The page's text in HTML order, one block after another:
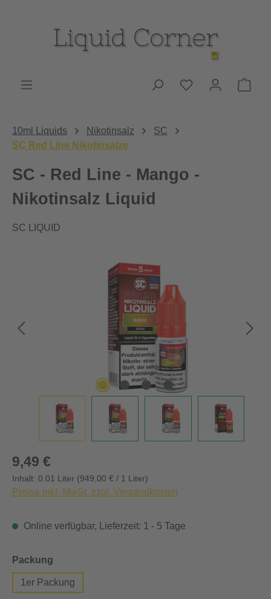
Du hast 0
10ml Liquids Nikotinsalz
SC
SC Red Line Nikotinsalze
SC - Red Line - Mango -
Nikotinsalz Liquid
SC LIQUID
Bildergalerie überspringen
Regulärer Preis:
9,49 €
Inhalt: 0.01 Liter (949,00 € / 1 Liter)
Preise inkl. MwSt. zzgl. Versandkosten
Online verfügbar, Lieferzeit: 1 - 5 Tage
Packung
1er Packung